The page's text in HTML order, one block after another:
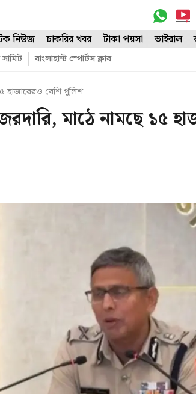
নিউজ চাকরির খবর টাকা পয়সা ভাইরাল
বাংলাহান্ট স্পোর্টস ক্লাব
হাজারেরও বেশি পুলিশ
মাঠে নামছে ১৫